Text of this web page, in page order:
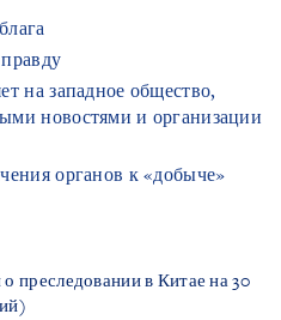
на западное общество,
новостями и организации
органов к «добыче»
преследовании в Китае на 30